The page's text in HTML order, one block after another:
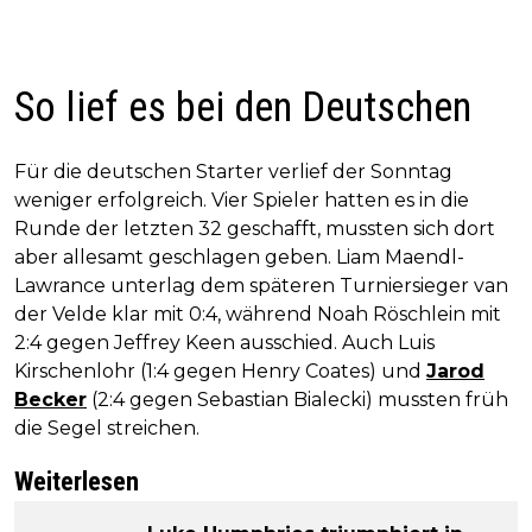
So lief es bei den Deutschen
Für die deutschen Starter verlief der Sonntag
weniger erfolgreich. Vier Spieler hatten es in die
Runde der letzten 32 geschafft, mussten sich dort
aber allesamt geschlagen geben. Liam Maendl-
Lawrance unterlag dem späteren Turniersieger van
der Velde klar mit 0:4, während Noah Röschlein mit
2:4 gegen Jeffrey Keen ausschied. Auch Luis
Kirschenlohr (1:4 gegen Henry Coates) und Jarod
Becker (2:4 gegen Sebastian Bialecki) mussten früh
die Segel streichen.
Weiterlesen